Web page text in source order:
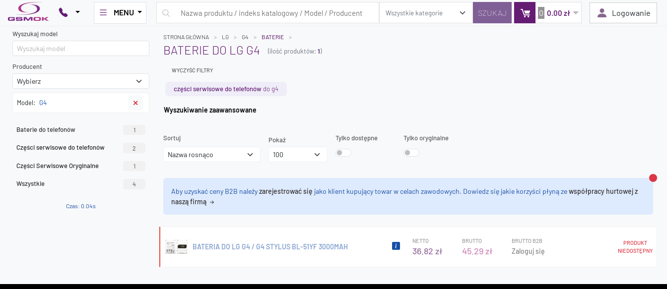
MENU 0 0.00 zł Logowanie
Wyszukaj model
Producent
Model: G4 ✕
Baterie do telefonów 1
Części serwisowe do telefonów 2
Części Serwisowe Oryginalne 1
Wszystkie 4
Czas: 0.04s
STRONA GŁÓWNA LG G4 BATERIE
BATERIE DO LG G4 (ilość produktów: 1)
WYCZYŚĆ FILTRY
części serwisowe do telefonów do g4
Wyszukiwanie zaawansowane
Sortuj Pokaż Tylko dostępne Tylko oryginalne
Aby uzyskać ceny B2B należyzarejestrować się jako klient kupujący towar w celach zawodowych. Dowiedz się jakie korzyści płyną zewspółpracy hurtowej z
naszą firmą
BATERIA DO LG G4 / G4 STYLUS BL-51YF 3000MAH
NETTO
36.82 zł
BRUTTO
45.29 zł
BRUTTO B2B
Zaloguj się
PRODUKT
NIEDOSTĘPNY